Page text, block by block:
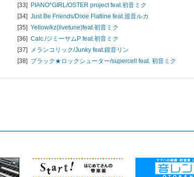
[33] PIANO*GIRL/OSTER project feat.初音ミク
[34] Just Be Friends/Dixie Flatline feat.巡音ルカ
[35] Yellow/kz(livetune)feat.初音ミク
[36] Calc./ジミーサムP feat.初音ミク
[37] メランコリック/Junky feat.鏡音リン
[38] ブラック★ロックシューター/supercell feat. 初音ミク